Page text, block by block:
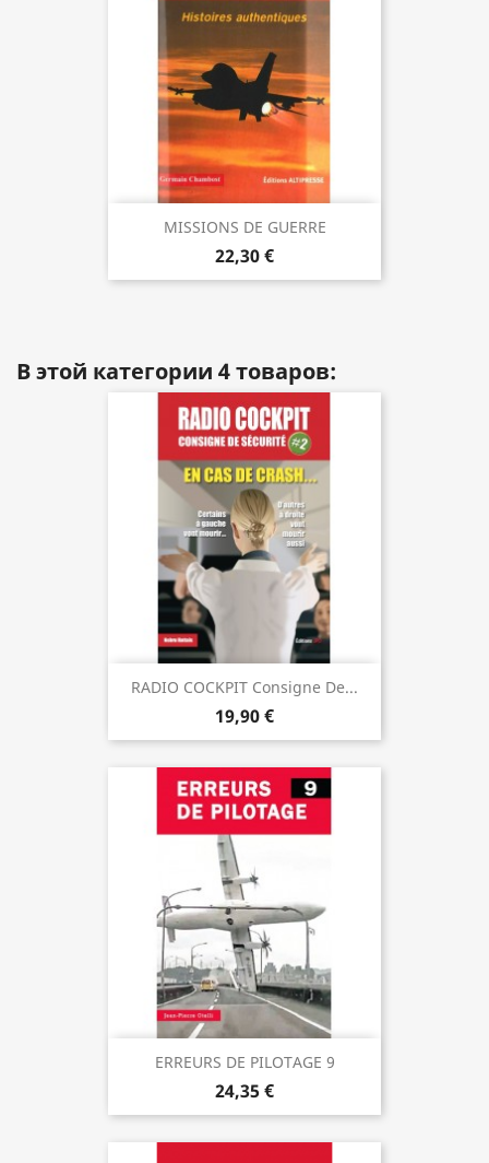
MISSIONS DE GUERRE
22,30 €
В этой категории 4 товаров:
RADIO COCKPIT Consigne De...
19,90 €
ERREURS DE PILOTAGE 9
24,35 €